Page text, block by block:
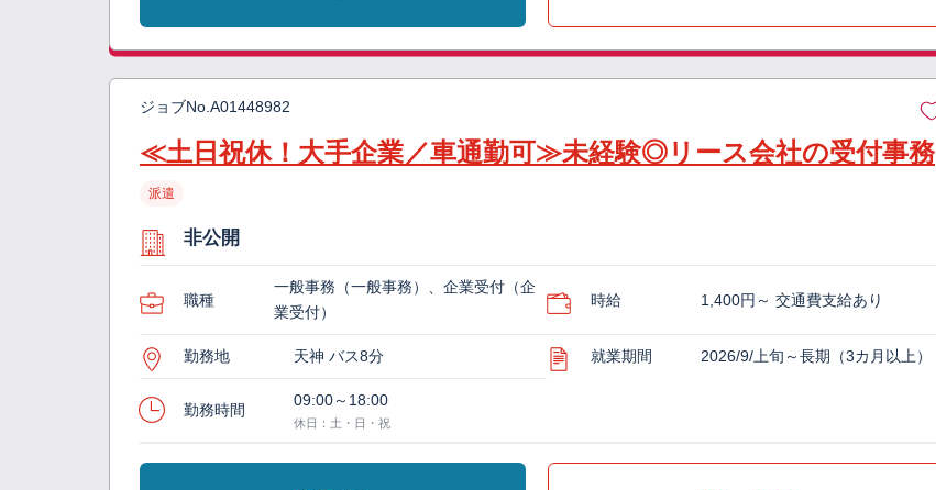
ジョブNo. A01448982
≪土日祝休！大手企業／車通勤可≫未経験◎リース会社の受付事務
派遣
非公開
職種
一般事務（一般事務）、企業受付（企
業受付）
時給 1,400円～ 交通費支給あり
勤務地 天神 バス8分 就業期間 2026/9/上旬～長期（3カ月以上）
勤務時間
09:00～18:00
休日：土・日・祝